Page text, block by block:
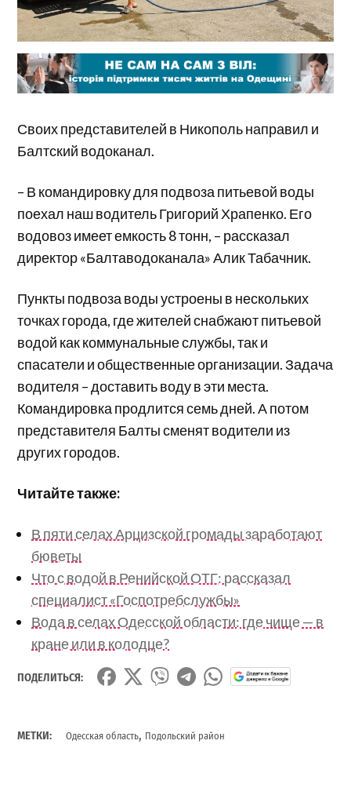
Своих представителей в Никополь направил и
Балтский водоканал.
– В командировку для подвоза питьевой воды
поехал наш водитель Григорий Храпенко. Его
водовоз имеет емкость 8 тонн, – рассказал
директор «Балтаводоканала» Алик Табачник.
Пункты подвоза воды устроены в нескольких
точках города, где жителей снабжают питьевой
водой как коммунальные службы, так и
спасатели и общественные организации. Задача
водителя – доставить воду в эти места.
Командировка продлится семь дней. А потом
представителя Балты сменят водители из
других городов.
Читайте также:
В пяти селах Арцизской громады заработают
бюветы
Что с водой в Ренийской ОТГ: рассказал
специалист «Госпотребслужбы»
Вода в селах Одесской области: где чище — в
кране или в колодце?
ПОДЕЛИТЬСЯ:
МЕТКИ: Одесская область, Подольский район